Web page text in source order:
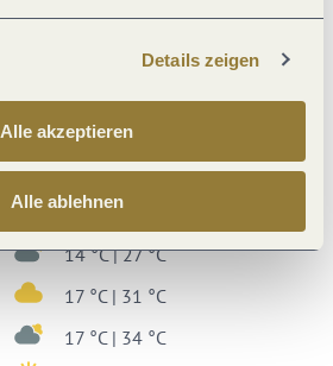
Details zeigen
Alle akzeptieren
Alle ablehnen
20 °C
Wochenübersicht
14 °C | 27 °C
17 °C | 31 °C
17 °C | 34 °C